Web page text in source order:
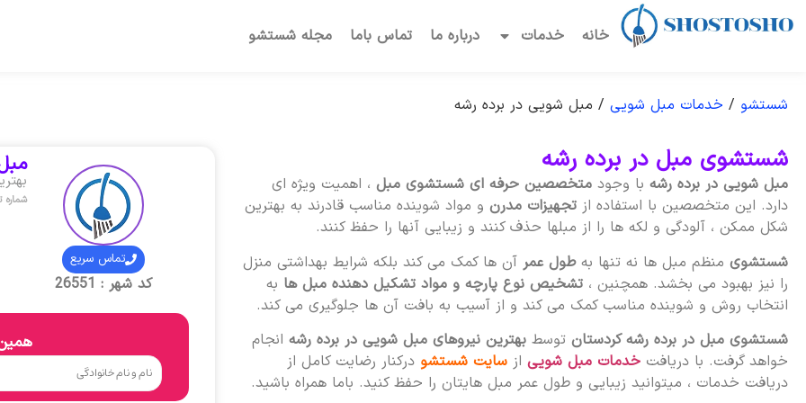
خانه خدمات درباره ما تماس باما مجله شستشو
شستشو / خدمات مبل شویی / مبل شویی در برده رشه
شستشوی مبل در برده رشه
مبل شویی در برده رشه با وجود متخصصین حرفه ای شستشوی مبل ، اهمیت ویژه ای
دارد. این متخصصین با استفاده از تجهیزات مدرن و مواد شوینده مناسب قادرند به بهترین
شکل ممکن ، آلودگی و لکه ها را از مبلها حذف کنند و زیبایی آنها را حفظ کنند.
شستشوی منظم مبل ها نه تنها بهطول عمر آن ها کمک می کند بلکه شرایط بهداشتی منزل
را نیز بهبود می بخشد. همچنین ، تشخیص نوع پارچه و مواد تشکیل دهنده مبل ها به
انتخاب روش و شوینده مناسب کمک می کند و از آسیب به بافت آن ها جلوگیری می کند.
شستشوی مبل در برده رشه کردستان توسط بهترین نیروهای مبل شویی در برده رشه انجام
خواهد گرفت. با دریافت خدمات مبل شویی از سایت شستشو درکنار رضایت کامل از
دریافت خدمات ، میتوانید زیبایی و طول عمر مبل هایتان را حفظ کنید. باما همراه باشید.
تماس سریع
کد شهر : 26551
شماره